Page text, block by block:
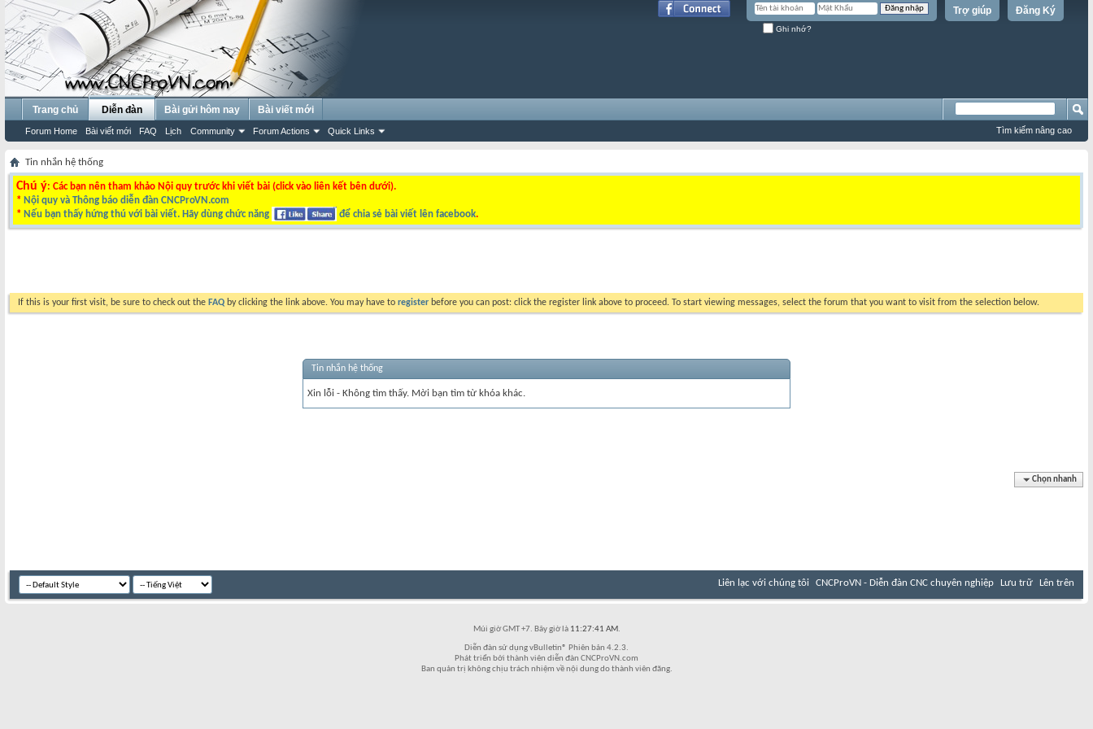
Đăng Ký
Trợ giúp
Ghi nhớ?
Trang chủ Diễn đàn
Forum Home Bài viết mới FAQ Lịch Community Forum Actions Quick Links
Bài gửi hôm nay Bài viết mới
Tìm kiếm nâng cao
Tin nhắn hệ thống
Chú ý: Các bạn nên tham khảo Nội quy trước khi viết bài (click vào liên kết bên dưới).
* Nội quy và Thông báo diễn đàn CNCProVN.com
* Nếu bạn thấy hứng thú với bài viết. Hãy dùng chức năng để chia sẻ bài viết lên facebook.
If this is your first visit, be sure to check out the FAQ by clicking the link above. You may have to register before you can post: click the register link above to proceed. To start viewing messages, select the forum that you want to visit from the selection below.
Tin nhắn hệ thống
Xin lỗi - Không tìm thấy. Mời bạn tìm từ khóa khác.
Chọn nhanh
Liên lạc với chúng tôi CNCProVN - Diễn đàn CNC chuyên nghiệp Lưu trữ Lên trên
Múi giờ GMT +7. Bây giờ là 11:27:41 AM.
Diễn đàn sử dụng vBulletin® Phiên bản 4.2.3.
Phát triển bởi thành viên diễn đàn CNCProVN.com
Ban quản trị không chịu trách nhiệm về nội dung do thành viên đăng.